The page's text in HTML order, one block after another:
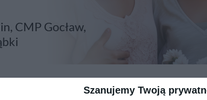
Szanujemy Twoją
nazywanego zaciszańskim świętem muzyki.